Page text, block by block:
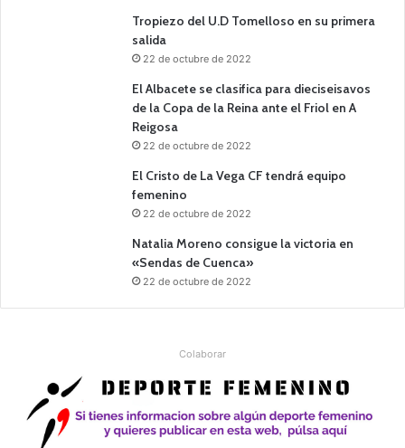
Tropiezo del U.D Tomelloso en su primera
salida
22 de octubre de 2022
El Albacete se clasifica para dieciseisavos
de la Copa de la Reina ante el Friol en A
Reigosa
22 de octubre de 2022
El Cristo de La Vega CF tendrá equipo
femenino
22 de octubre de 2022
Natalia Moreno consigue la victoria en
«Sendas de Cuenca»
22 de octubre de 2022
Colaborar